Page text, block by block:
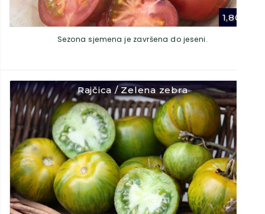
1,80
Sezona sjemena je završena do jeseni.
Rajčica / Zelena zebra